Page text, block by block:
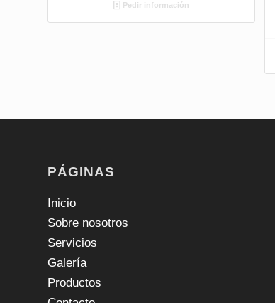
Pedir información
PÁGINAS
Inicio
Sobre nosotros
Servicios
Galería
Productos